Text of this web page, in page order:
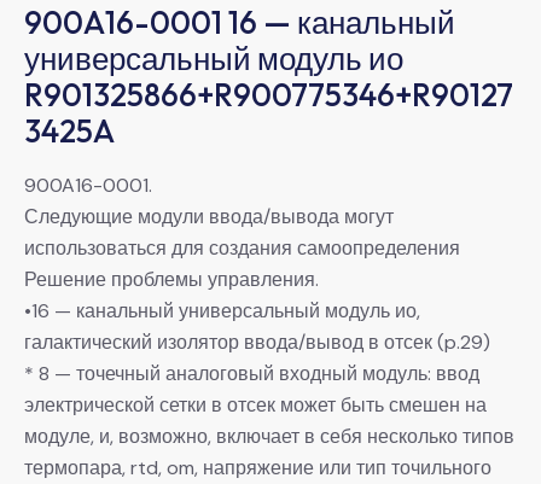
900A16-0001 16 — канальный
универсальный модуль ио
R901325866+R900775346+R90127
3425A
900A16-0001.
Следующие модули ввода/вывода могут
использоваться для создания самоопределения
Решение проблемы управления.
•16 — канальный универсальный модуль ио,
галактический изолятор ввода/вывод в отсек (p.29)
* 8 — точечный аналоговый входный модуль: ввод
электрической сетки в отсек может быть смешен на
модуле, и, возможно, включает в себя несколько типов
термопара, rtd, om, напряжение или тип точильного